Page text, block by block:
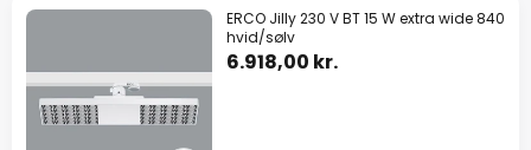
ERCO Jilly 230 V BT 15 W extra wide 840
hvid/sølv
6.918,00 kr.